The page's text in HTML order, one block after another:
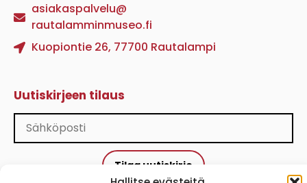
asiakaspalvelu@
rautalamminmuseo.fi
Kuopiontie 26, 77700 Rautalampi
Uutiskirjeen tilaus
Tilaa uutiskirje